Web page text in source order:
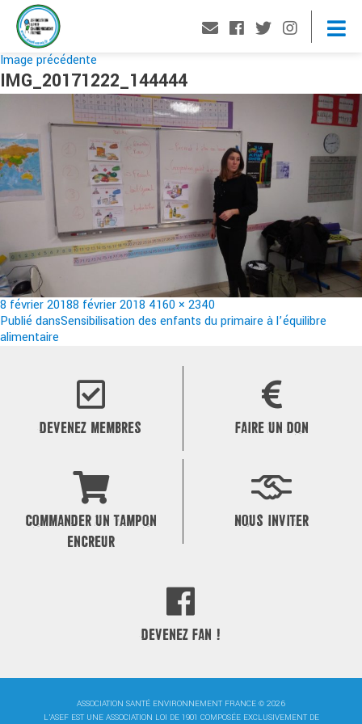
Image précédente
IMG_20171222_144444
Publié
le
8 février 20188 février 2018 Taille
réelle
4160 × 2340
Navigation
de
Publié dansSensibilisation des enfants du primaire à l’équilibre
alimentaire
DEVENEZ MEMBRES FAIRE UN DON
COMMANDER UN TAMPON
ENCREUR
NOUS INVITER
DEVENEZ FAN !
ASSOCIATION SANTÉ ENVIRONNEMENT FRANCE © 2026
L'ASEF EST UNE ASSOCIATION LOI DE 1901 COMPOSÉE EXCLUSIVEMENT DE